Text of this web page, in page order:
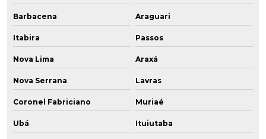
Barbacena Araguari
Itabira Passos
Nova Lima Araxá
Nova Serrana Lavras
Coronel Fabriciano Muriaé
Ubá Ituiutaba